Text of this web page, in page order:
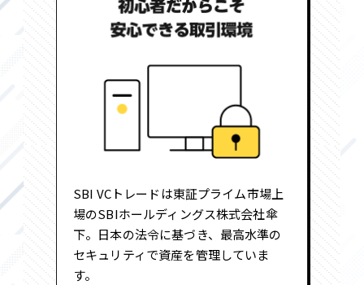
SBI VCトレードは東証プライム市場上
場のSBIホールディングス株式会社傘
下。日本の法令に基づき、最高水準の
セキュリティで資産を管理していま
す。